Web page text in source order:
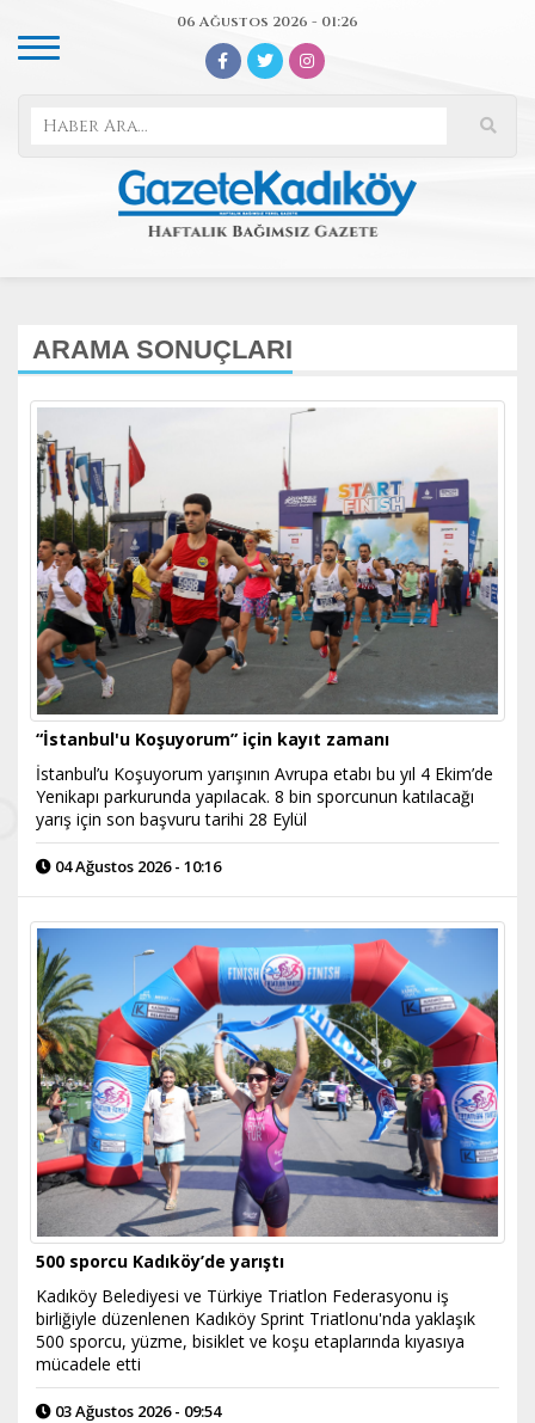
06 Ağustos 2026 - 01:26
ARAMA SONUÇLARI
“İstanbul'u Koşuyorum” için kayıt zamanı
İstanbul’u Koşuyorum yarışının Avrupa etabı bu yıl 4 Ekim’de
Yenikapı parkurunda yapılacak. 8 bin sporcunun katılacağı
yarış için son başvuru tarihi 28 Eylül
04 Ağustos 2026 - 10:16
500 sporcu Kadıköy’de yarıştı
Kadıköy Belediyesi ve Türkiye Triatlon Federasyonu iş
birliğiyle düzenlenen Kadıköy Sprint Triatlonu'nda yaklaşık
500 sporcu, yüzme, bisiklet ve koşu etaplarında kıyasıya
mücadele etti
03 Ağustos 2026 - 09:54